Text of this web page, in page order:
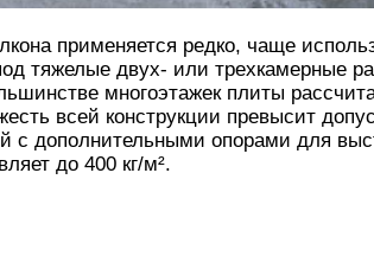
применяется редко, чаще
тяжелые двух- или трехкамерные
многоэтажек плиты
всей конструкции превысит
с дополнительными опорами для
до 400 кг/м².